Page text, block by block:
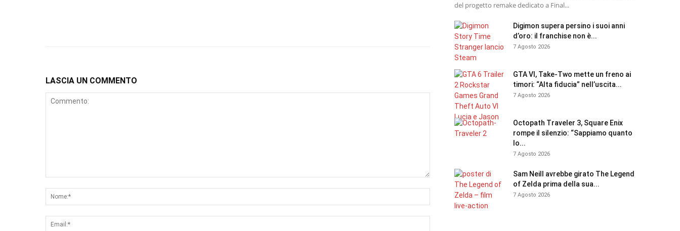
LASCIA UN COMMENTO
del progetto remake dedicato a Final...
Digimon supera persino i suoi anni
d’oro: il franchise non è...
7 Agosto 2026
GTA VI, Take-Two mette un freno ai
timori: “Alta fiducia” nell’uscita...
7 Agosto 2026
Octopath Traveler 3, Square Enix
rompe il silenzio: “Sappiamo quanto
lo...
7 Agosto 2026
Sam Neill avrebbe girato The Legend
of Zelda prima della sua...
7 Agosto 2026